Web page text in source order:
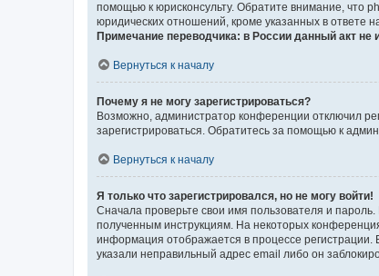
помощью к юрисконсульту. Обратите внимание, что
юридических отношений, кроме указанных в ответе
Примечание переводчика: в России данный акт
Вернуться к началу
Почему я не могу зарегистрироваться?
Возможно, администратор конференции отключил
зарегистрироваться. Обратитесь за помощью к
Вернуться к началу
Я только что зарегистрировался, но не могу войти!
Сначала проверьте свои имя пользователя и
полученным инструкциям. На некоторых
информация отображается в процессе
указали неправильный адрес email либо он